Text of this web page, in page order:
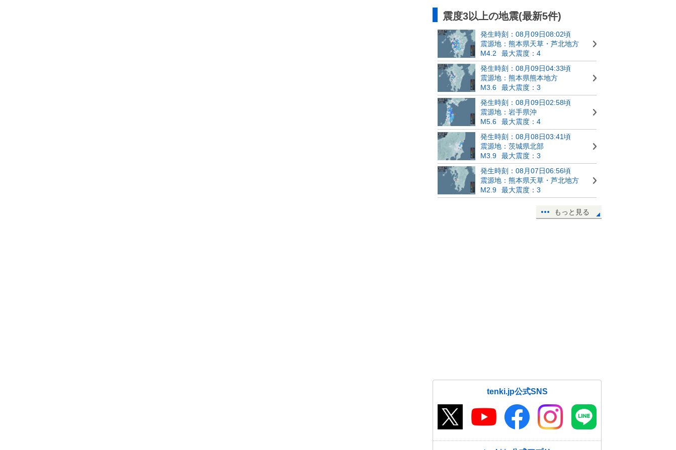
震度3以上の地震(最新5件)
発生時刻：08月09日08:02頃
震源地：熊本県天草・芦北地方
M4.2
最大震度：4
発生時刻：08月09日04:33頃
震源地：熊本県熊本地方
M3.6
最大震度：3
発生時刻：08月09日02:58頃
震源地：岩手県沖
M5.6
最大震度：4
発生時刻：08月08日03:41頃
震源地：茨城県北部
M3.9
最大震度：3
発生時刻：08月07日06:56頃
震源地：熊本県天草・芦北地方
M2.9
最大震度：3
もっと見る
tenki.jp公式SNS